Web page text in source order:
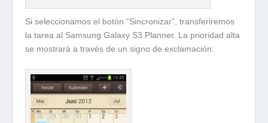
Si seleccionamos el botón “Sincronizar”, transferiremos
la tarea al Samsung Galaxy S3 Planner. La prioridad alta
se mostrará a través de un signo de exclamación: